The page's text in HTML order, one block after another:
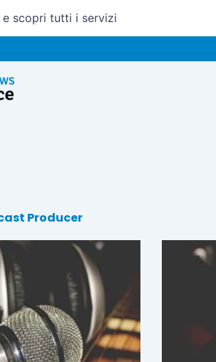
scopri tutti i servizi
Producer